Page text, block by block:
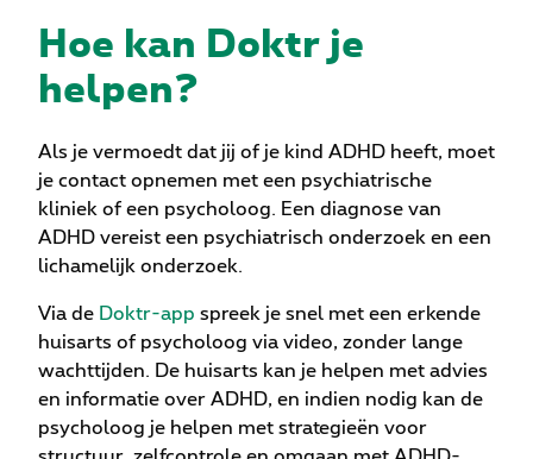
Hoe kan Doktr je
helpen?
Als je vermoedt dat jij of je kind ADHD heeft, moet
je contact opnemen met een psychiatrische
kliniek of een psycholoog. Een diagnose van
ADHD vereist een psychiatrisch onderzoek en een
lichamelijk onderzoek.
Via de Doktr-app spreek je snel met een erkende
huisarts of psycholoog via video, zonder lange
wachttijden. De huisarts kan je helpen met advies
en informatie over ADHD, en indien nodig kan de
psycholoog je helpen met strategieën voor